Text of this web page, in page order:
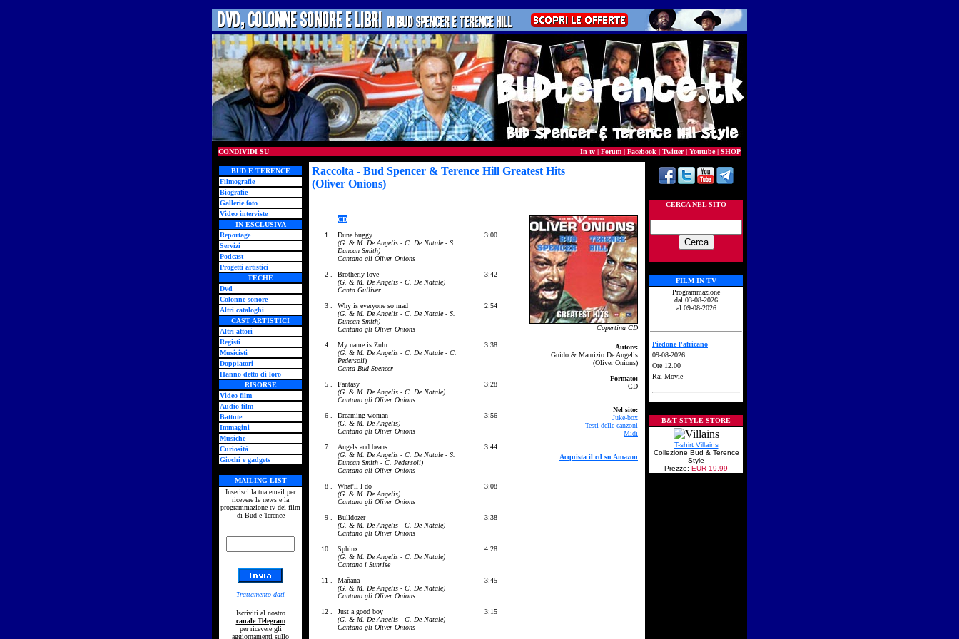
CONDIVIDI SU In tv | Forum | Facebook | Twitter| Youtube| SHOP
BUD E TERENCE
Filmografie
Biografie
Gallerie foto
Video interviste
IN ESCLUSIVA
Reportage
Servizi
Podcast
Progetti artistici
TECHE
Dvd
Colonne sonore
Altri cataloghi
CAST ARTISTICI
Altri attori
Registi
Musicisti
Doppiatori
Hanno detto di loro
RISORSE
Video film
Audio film
Battute
Immagini
Musiche
Curiosità
Giochi e gadgets
MAILING LIST
Inserisci la tua email per
ricevere le news e la
programmazione tv dei film
di Bud e Terence
Trattamento dati
Iscriviti al nostro
canale Telegram
per ricevere gli
aggiornamenti sullo
Raccolta - Bud Spencer & Terence Hill Greatest Hits
(Oliver Onions)
1 .
2 .
3 .
4 .
5 .
6 .
7 .
8 .
9 .
10 .
11 .
12 .
CD
Dune buggy
(G. & M. De Angelis - C. De Natale - S.
Duncan Smith)
Cantano gli Oliver Onions
Brotherly love
(G. & M. De Angelis - C. De Natale)
Canta Gulliver
Why is everyone so mad
(G. & M. De Angelis - C. De Natale - S.
Duncan Smith)
Cantano gli Oliver Onions
My name is Zulu
(G. & M. De Angelis - C. De Natale - C.
Pedersoli)
Canta Bud Spencer
Fantasy
(G. & M. De Angelis - C. De Natale)
Cantano gli Oliver Onions
Dreaming woman
(G. & M. De Angelis)
Cantano gli Oliver Onions
Angels and beans
(G. & M. De Angelis - C. De Natale - S.
Duncan Smith - C. Pedersoli)
Cantano gli Oliver Onions
What'll I do
(G. & M. De Angelis)
Cantano gli Oliver Onions
Bulldozer
(G. & M. De Angelis - C. De Natale)
Cantano gli Oliver Onions
Sphinx
(G. & M. De Angelis - C. De Natale)
Cantano i Sunrise
Mañana
(G. & M. De Angelis - C. De Natale)
Cantano gli Oliver Onions
Just a good boy
(G. & M. De Angelis - C. De Natale)
Cantano gli Oliver Onions
3:00
3:42
2:54
3:38
3:28
3:56
3:44
3:08
3:38
4:28
3:45
3:15
Copertina CD
Autore:
Guido & Maurizio De Angelis
(Oliver Onions)
Formato:
CD
Nel sito:
Juke-box
Testi delle canzoni
Midi
Acquista il cd su Amazon
CERCA NEL SITO
FILM IN TV
Programmazione
dal 03-08-2026
al 09-08-2026
Piedone l'africano
09-08-2026
Ore 12.00
Rai Movie
B&T STYLE STORE
T-shirt Villains
Collezione Bud & Terence
Style
Prezzo: EUR 19,99